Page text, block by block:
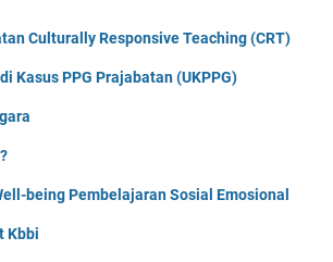
Culturally Responsive Teaching (CRT)
Kasus PPG Prajabatan (UKPPG)
being Pembelajaran Sosial Emosional
Kbbi